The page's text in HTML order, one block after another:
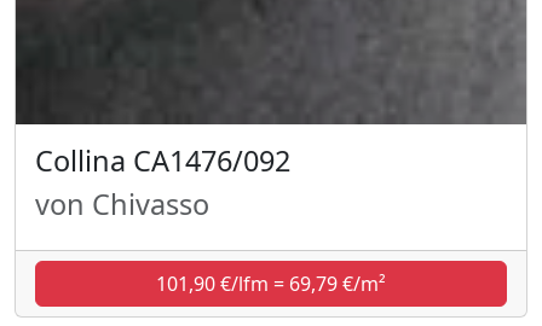
Collina CA1476/092
von Chivasso
101,90 €/lfm = 69,79 €/m²